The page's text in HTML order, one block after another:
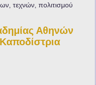
τεχνών, πολιτισμού
Αθηνών